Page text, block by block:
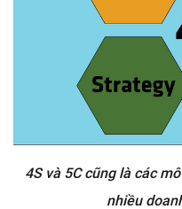
4S và 5C cũng là các
nhiều